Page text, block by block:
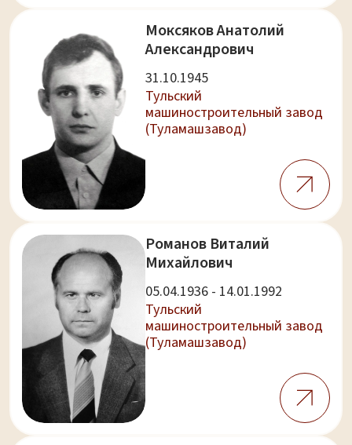
Моксяков Анатолий
Александрович
31.10.1945
Тульский
машиностроительный завод
(Туламашзавод)
Романов Виталий
Михайлович
05.04.1936 - 14.01.1992
Тульский
машиностроительный завод
(Туламашзавод)